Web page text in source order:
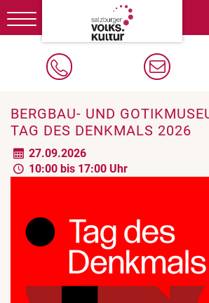
Toggle
navigation
BERGBAU- UND
TAG DES DENKMALS 2026
27.09.2026
10:00 bis 17:00 Uhr